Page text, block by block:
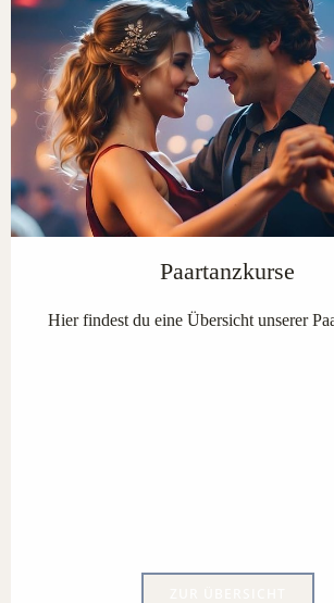
Paartanzkurse
Hier findest du eine Übersicht unserer